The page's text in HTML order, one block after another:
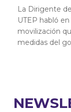
La Dirigente
UTEP habló
movilización
medidas del